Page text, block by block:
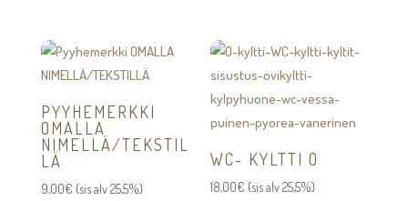
PYYHEMERKKI
OMALLA
NIMELLÄ/TEKSTIL
LÄ
9,00€ (sis alv 25,5%)
WC- KYLTTI O
18,00€ (sis alv 25,5%)